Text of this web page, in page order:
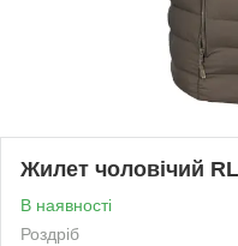
Жилет чоловічий
В наявності
Роздріб